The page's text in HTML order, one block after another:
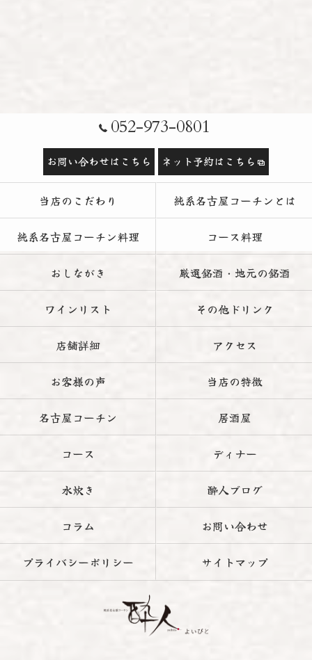
052-973-0801
お問い合わせはこちら ネット予約はこちら
当店のこだわり 純系名古屋コーチンとは
純系名古屋コーチン料理 コース料理
おしながき 厳選銘酒・地元の銘酒
ワインリスト その他ドリンク
店舗詳細 アクセス
お客様の声 当店の特徴
名古屋コーチン 居酒屋
コース ディナー
水炊き 酔人ブログ
コラム お問い合わせ
プライバシーポリシー サイトマップ